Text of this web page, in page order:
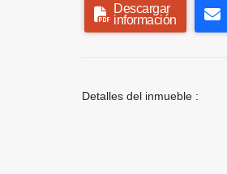
Descargar
información
Detalles del inmueble :